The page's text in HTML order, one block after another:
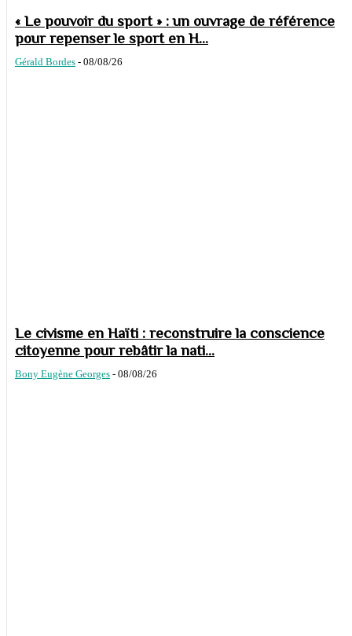
« Le pouvoir du sport » : un ouvrage de référence
pour repenser le sport en H...
Gérald Bordes - 08/08/26
Le civisme en Haïti : reconstruire la conscience
citoyenne pour rebâtir la nati...
Bony Eugène Georges - 08/08/26